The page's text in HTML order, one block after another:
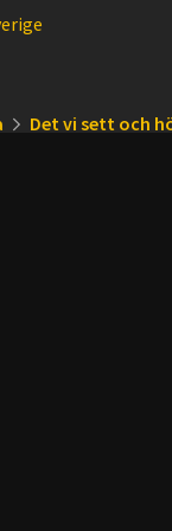
Det vi sett och